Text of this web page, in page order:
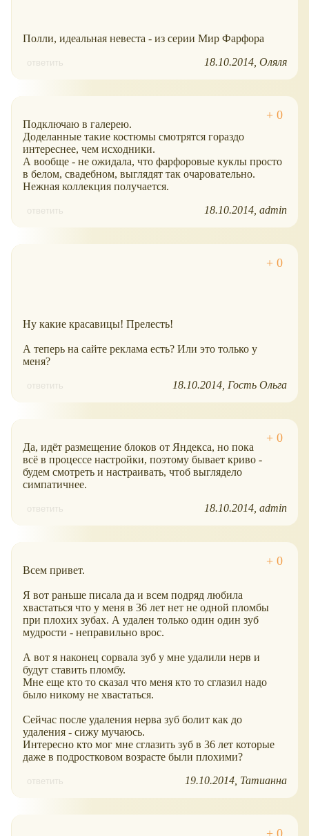
Полли, идеальная невеста - из серии Мир Фарфора
ответить 18.10.2014 Оляля
Подключаю в галерею.
Доделанные такие костюмы смотрятся гораздо
интереснее, чем исходники.
А вообще - не ожидала, что фарфоровые куклы просто
в белом, свадебном, выглядят так очаровательно.
Нежная коллекция получается.
ответить 18.10.2014 admin
Ну какие красавицы! Прелесть!
А теперь на сайте реклама есть? Или это только у
меня?
ответить 18.10.2014 Гость Ольга
Да, идёт размещение блоков от Яндекса, но пока
всё в процессе настройки, поэтому бывает криво -
будем смотреть и настраивать, чтоб выглядело
симпатичнее.
ответить 18.10.2014 admin
Всем привет.
Я вот раньше писала да и всем подряд любила
хвастаться что у меня в 36 лет нет не одной пломбы
при плохих зубах. А удален только один один зуб
мудрости - неправильно врос.
А вот я наконец сорвала зуб у мне удалили нерв и
будут ставить пломбу.
Мне еще кто то сказал что меня кто то сглазил надо
было никому не хвастаться.
Сейчас после удаления нерва зуб болит как до
удаления - сижу мучаюсь.
Интересно кто мог мне сглазить зуб в 36 лет которые
даже в подростковом возрасте были плохими?
ответить 19.10.2014 Татианна